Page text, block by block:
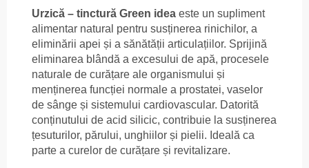
Urzică – tinctură Green idea este un supliment
alimentar natural pentru susținerea rinichilor, a
eliminării apei și a sănătății articulațiilor. Sprijină
eliminarea blândă a excesului de apă, procesele
naturale de curățare ale organismului și
menținerea funcției normale a prostatei, vaselor
de sânge și sistemului cardiovascular. Datorită
conținutului de acid silicic, contribuie la susținerea
țesuturilor, părului, unghiilor și pielii. Ideală ca
parte a curelor de curățare și revitalizare.